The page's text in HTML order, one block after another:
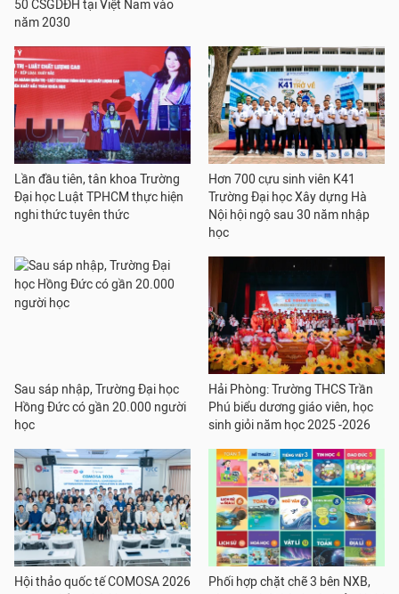
50 CSGDĐH tại Việt Nam vào
năm 2030
Lần đầu tiên, tân khoa Trường
Đại học Luật TPHCM thực hiện
nghi thức tuyên thức
Hơn 700 cựu sinh viên K41
Trường Đại học Xây dựng Hà
Nội hội ngộ sau 30 năm nhập
học
Sau sáp nhập, Trường Đại học
Hồng Đức có gần 20.000 người
học
Hải Phòng: Trường THCS Trần
Phú biểu dương giáo viên, học
sinh giỏi năm học 2025 -2026
Hội thảo quốc tế COMOSA 2026
Phối hợp chặt chẽ 3 bên NXB,